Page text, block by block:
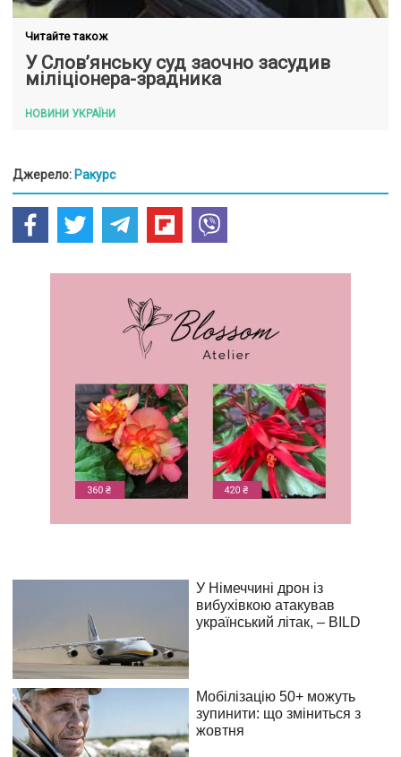
Читайте також
У Слов’янську суд заочно засудив
міліціонера-зрадника
НОВИНИ УКРАЇНИ
Джерело: Ракурс